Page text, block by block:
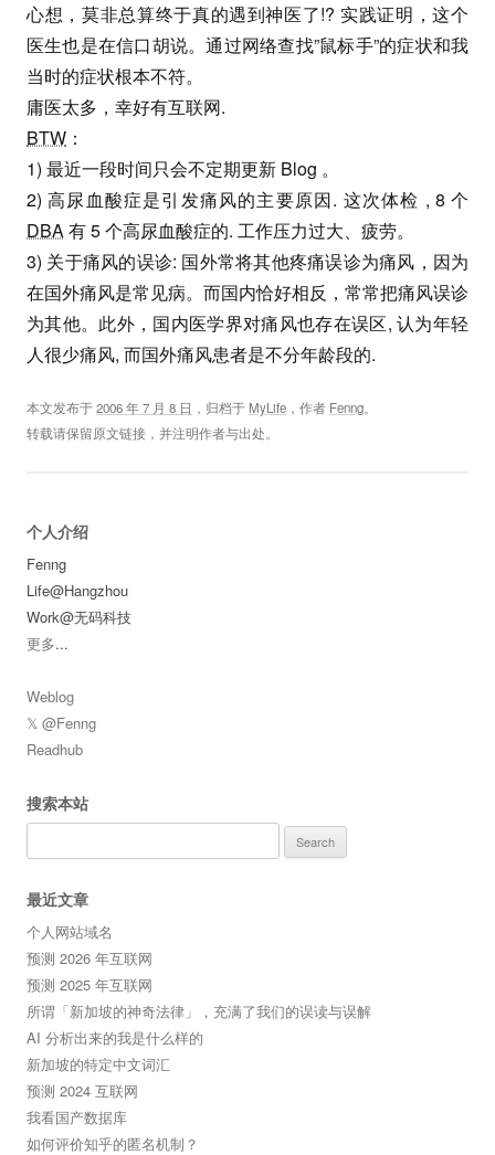
心想，莫非总算终于真的遇到神医了!? 实践证明，这个
医生也是在信口胡说。通过网络查找”鼠标手”的症状和我
当时的症状根本不符。
庸医太多，幸好有互联网.
BTW ：
1) 最近一段时间只会不定期更新 Blog 。
2) 高尿血酸症是引发痛风的主要原因. 这次体检 , 8 个
DBA有 5 个高尿血酸症的. 工作压力过大、疲劳。
3) 关于痛风的误诊: 国外常将其他疼痛误诊为痛风，因为
在国外痛风是常见病。而国内恰好相反，常常把痛风误诊
为其他。此外，国内医学界对痛风也存在误区, 认为年轻
人很少痛风, 而国外痛风患者是不分年龄段的.
本文发布于2006 年 7 月 8 日 ，归档于 MyLife ，作者 Fenng。
转载请保留原文链接，并注明作者与出处。
个人介绍
Fenng
Life@Hangzhou
Work@无码科技
更多...
Weblog
𝕏 @Fenng
Readhub
搜索本站
for:
最近文章
个人网站域名
预测 2026 年互联网
预测 2025 年互联网
所谓「新加坡的神奇法律」，充满了我们的误读与误解
AI 分析出来的我是什么样的
新加坡的特定中文词汇
预测 2024 互联网
我看国产数据库
如何评价知乎的匿名机制？